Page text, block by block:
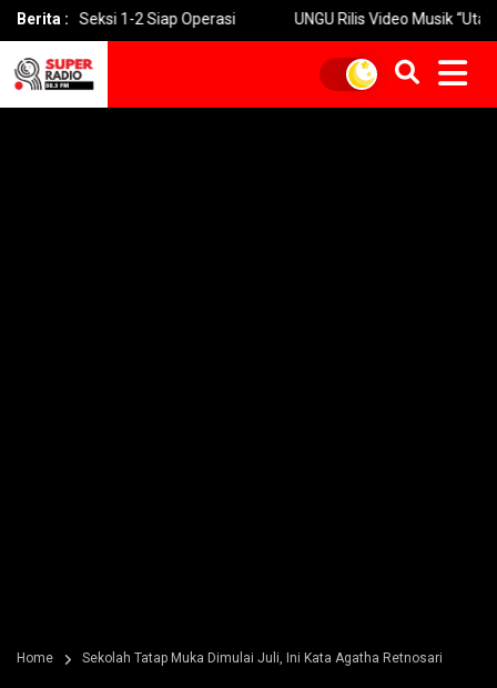
Berita :1-2 Siap Operasi UNGU Rilis Video Musik “Utara-
Home Sekolah Tatap Muka Dimulai Juli, Ini Kata Agatha Retnosari